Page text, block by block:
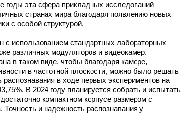
годы эта сфера прикладных исследований
странах мира благодаря появлению новых
с особой структурой.
использованием стандартных лабораторных
различных модуляторов и видеокамер.
в таком виде, чтобы благодаря камере,
в частотной плоскости, можно было решать
в ходе первых экспериментов на
В 2024 году планируется собрать и испытать
компактном корпусе размером с
и надежность распознавания у